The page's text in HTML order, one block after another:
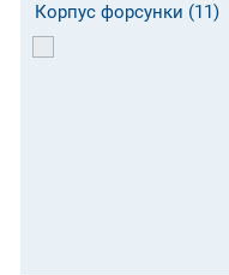
Корпус форсунки (11)